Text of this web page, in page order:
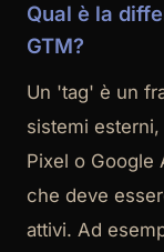
Qual è la
GTM?
Un 'tag' è un
sistemi
Pixel o Google
che deve
attivi. Ad